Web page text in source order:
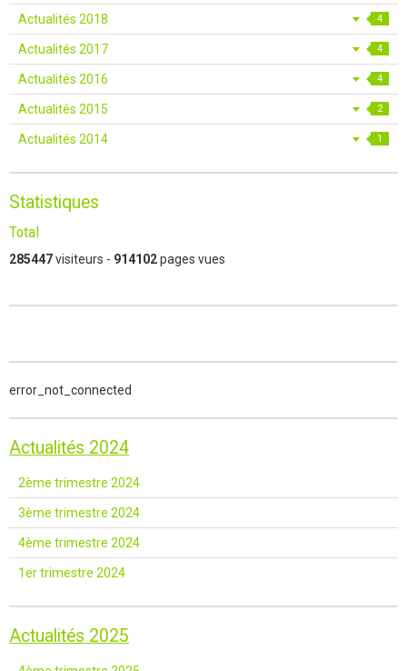
Actualités 2018 4
Actualités 2017 4
Actualités 2016 4
Actualités 2015 2
Actualités 2014 1
Statistiques
Total
285447visiteurs - 914102pages vues
error_not_connected
Actualités 2024
2ème trimestre 2024
3ème trimestre 2024
4ème trimestre 2024
1er trimestre 2024
Actualités 2025